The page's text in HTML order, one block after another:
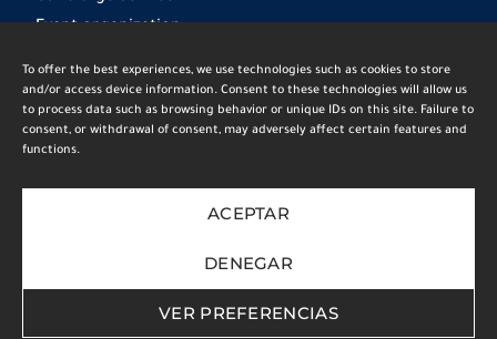
To offer the best experiences, we use technologies such as cookies to store
and/or access device information. Consent to these technologies will allow us
to process data such as browsing behavior or unique IDs on this site. Failure to
consent, or withdrawal of consent, may adversely affect certain features and
functions.
ACEPTAR
DENEGAR
VER PREFERENCIAS
Event organization
Rental management
Purchase management
Sales management
MORE INFORMATION
LEGAL